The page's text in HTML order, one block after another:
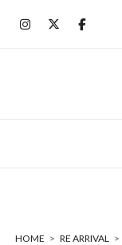
HOME > RE ARRIVAL >